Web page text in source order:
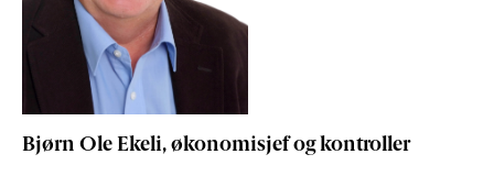
Bjørn Ole Ekeli, økonomisjef og kontroller